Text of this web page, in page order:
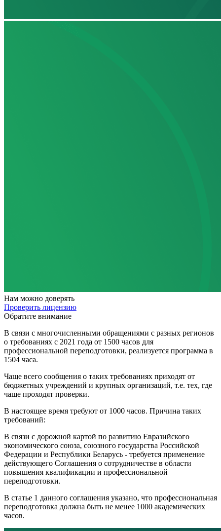
Нам можно доверять
Проверить лицензию
Обратите внимание
В связи с многочисленными обращениями с разных регионов
о требованиях с 2021 года от 1500 часов для
профессиональной переподготовки, реализуется программа в
1504 часа.
Чаще всего сообщения о таких требованиях приходят от
бюджетных учреждений и крупных организаций, т.е. тех, где
чаще проходят проверки.
В настоящее время требуют от 1000 часов. Причина таких
требований:
В связи с дорожной картой по развитию Евразийского
экономического союза, союзного государства Российской
Федерации и Республики Беларусь - требуется применение
действующего Соглашения о сотрудничестве в области
повышения квалификации и профессиональной
переподготовки.
В статье 1 данного соглашения указано, что профессиональная
переподготовка должна быть не менее 1000 академических
часов.